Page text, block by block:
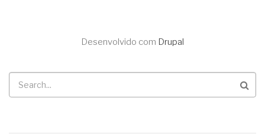
NAVEGAÇÃO
Desenvolvido com Drupal